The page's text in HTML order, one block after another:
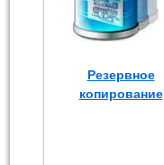
Резервное
копирование